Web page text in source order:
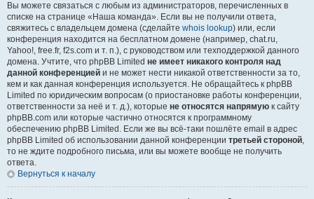
Вы можете связаться с любым из администраторов, перечисленных в
списке на странице «Наша команда». Если вы не получили ответа,
свяжитесь с владельцем домена (сделайте whois lookup) или, если
конференция находится на бесплатном домене (например, chat.ru,
Yahoo!, free.fr, f2s.com и т. п.), с руководством или техподдержкой данного
домена. Учтите, что phpBB Limited не имеет никакого контроля над
данной конференцией и не может нести никакой ответственности за то,
кем и как данная конференция используется. Не обращайтесь к phpBB
Limited по юридическим вопросам (о приостановке работы конференции,
ответственности за неё и т. д.), которые не относятся напрямую к сайту
phpBB.com или которые частично относятся к программному
обеспечению phpBB Limited. Если же вы всё-таки пошлёте email в адрес
phpBB Limited об использовании данной конференции третьей стороной,
то не ждите подробного письма, или вы можете вообще не получить
ответа.
Вернуться к началу